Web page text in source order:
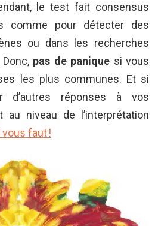
le test fait consensus
comme pour détecter des
ou dans les recherches
pas de panique si vous
les plus communes. Et si
d’autres réponses à vos
au niveau de l’interprétation
vous faut !